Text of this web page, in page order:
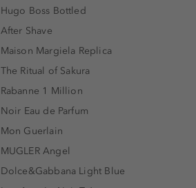
Hugo Boss Bottled
After Shave
Maison Margiela Replica
The Ritual of Sakura
Rabanne 1 Million
Noir Eau de Parfum
Mon Guerlain
MUGLER Angel
Dolce&Gabbana Light Blue